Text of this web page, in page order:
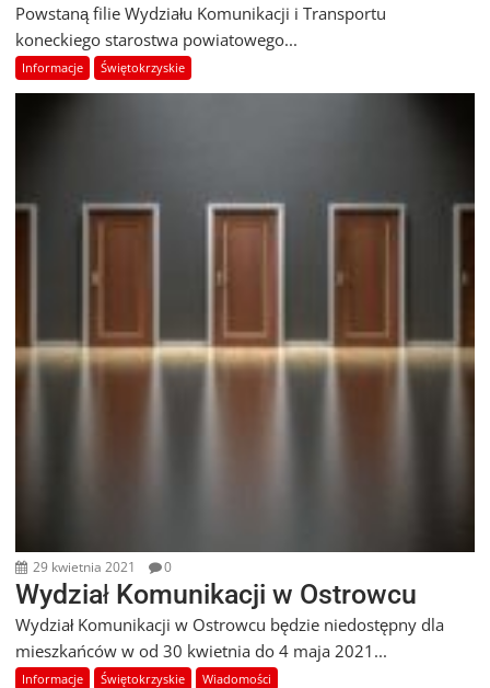
Powstaną filie Wydziału Komunikacji i Transportu
koneckiego starostwa powiatowego...
Informacje Świętokrzyskie
29 kwietnia 2021 0
Wydział Komunikacji w Ostrowcu
Wydział Komunikacji w Ostrowcu będzie niedostępny dla
mieszkańców w od 30 kwietnia do 4 maja 2021...
Informacje Świętokrzyskie Wiadomości